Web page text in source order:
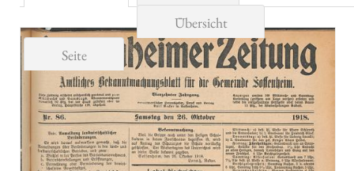
Übersicht
Seite